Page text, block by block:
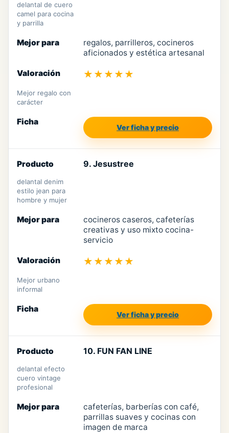
delantal de cuero
camel para cocina
y parrilla
regalos, parrilleros, cocineros
aficionados y estética artesanal
★★★★★
Mejor regalo con
carácter
Ver ficha y precio
9. Jesustree
delantal denim
estilo jean para
hombre y mujer
cocineros caseros, cafeterías
creativas y uso mixto cocina-
servicio
★★★★★
Mejor urbano
informal
Ver ficha y precio
10. FUN FAN LINE
delantal efecto
cuero vintage
profesional
cafeterías, barberías con café,
parrillas suaves y cocinas con
imagen de marca